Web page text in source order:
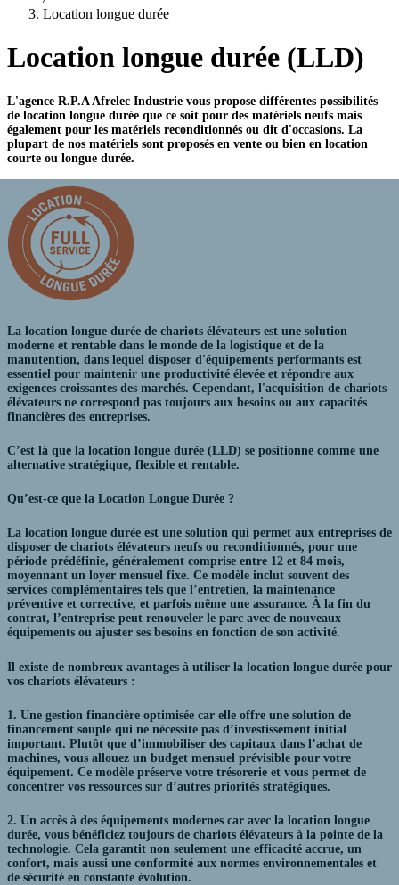
Location longue durée
Location longue durée (LLD)
L'agence R.P.A Afrelec Industrie vous propose différentes possibilités
de location longue durée que ce soit pour des matériels neufs mais
également pour les matériels reconditionnés ou dit d'occasions. La
plupart de nos matériels sont proposés en vente ou bien en location
courte ou longue durée.
La location longue durée de chariots élévateurs est une solution
moderne et rentable dans le monde de la logistique et de la
manutention, dans lequel disposer d'équipements performants est
essentiel pour maintenir une productivité élevée et répondre aux
exigences croissantes des marchés. Cependant, l'acquisition de chariots
élévateurs ne correspond pas toujours aux besoins ou aux capacités
financières des entreprises.
C’est là que la location longue durée (LLD) se positionne comme une
alternative stratégique, flexible et rentable.
Qu’est-ce que la Location Longue Durée ?
La location longue durée est une solution qui permet aux entreprises de
disposer de chariots élévateurs neufs ou reconditionnés, pour une
période prédéfinie, généralement comprise entre 12 et 84 mois,
moyennant un loyer mensuel fixe. Ce modèle inclut souvent des
services complémentaires tels que l’entretien, la maintenance
préventive et corrective, et parfois même une assurance. À la fin du
contrat, l’entreprise peut renouveler le parc avec de nouveaux
équipements ou ajuster ses besoins en fonction de son activité.
Il existe de nombreux avantages à utiliser la location longue durée pour
vos chariots élévateurs :
1. Une gestion financière optimisée car elle offre une solution de
financement souple qui ne nécessite pas d’investissement initial
important. Plutôt que d’immobiliser des capitaux dans l’achat de
machines, vous allouez un budget mensuel prévisible pour votre
équipement. Ce modèle préserve votre trésorerie et vous permet de
concentrer vos ressources sur d’autres priorités stratégiques.
2. Un accès à des équipements modernes car avec la location longue
durée, vous bénéficiez toujours de chariots élévateurs à la pointe de la
technologie. Cela garantit non seulement une efficacité accrue, un
confort, mais aussi une conformité aux normes environnementales et
de sécurité en constante évolution.